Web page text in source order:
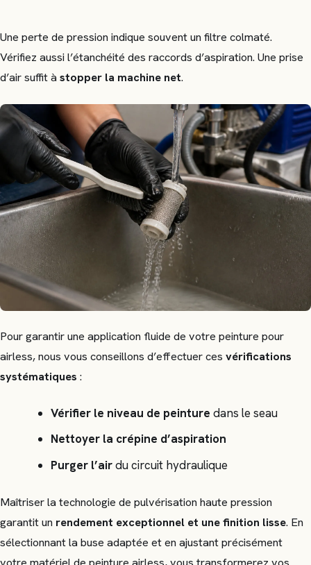
Une perte de pression indique souvent un filtre colmaté.
Vérifiez aussi l’étanchéité des raccords d’aspiration. Une prise
d’air suffit à stopper la machine net.
Pour garantir une application fluide de votre peinture pour
airless, nous vous conseillons d’effectuer ces vérifications
systématiques :
Vérifier le niveau de peinture dans le seau
Nettoyer la crépine d’aspiration
Purger l’airdu circuit hydraulique
Maîtriser la technologie de pulvérisation haute pression
garantit un rendement exceptionnel et une finition lisse. En
sélectionnant la buse adaptée et en ajustant précisément